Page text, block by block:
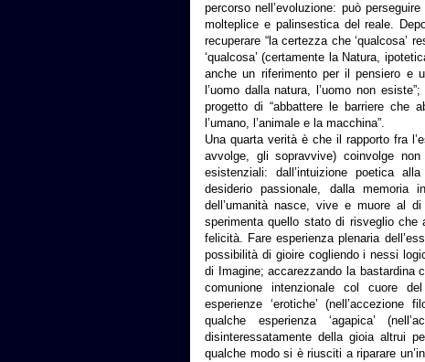
percorso nell’evoluzione: può
molteplice e palinsestica del reale.
recuperare “la certezza che ‘qualcosa’
‘qualcosa’ (certamente la Natura,
anche un riferimento per il pensiero e
l’uomo dalla natura, l’uomo non
progetto di “abbattere le barriere che
l’umano, l’animale e la macchina”.
Una quarta verità è che il rapporto fra
avvolge, gli sopravvive) coinvolge
esistenziali: dall’intuizione poetica
desiderio passionale, dalla memoria
dell’umanità nasce, vive e muore al
sperimenta quello stato di risveglio
felicità. Fare esperienza plenaria
possibilità di gioire cogliendo i nessi
di Imagine; accarezzando la bastardina
comunione intenzionale col cuore
esperienze ‘erotiche’ (nell’accezione
qualche esperienza ‘agapica’
disinteressatamente della gioia altrui
qualche modo si è riusciti a riparare